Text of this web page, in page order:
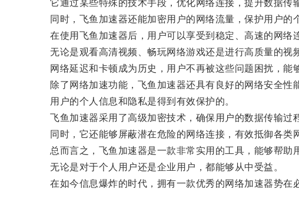
它通过某些特殊的技术手段，优化网络连接，提升数据传
同时，飞鱼加速器还能加密用户的网络流量，保护用户的
在使用飞鱼加速器后，用户可以享受到稳定、高速的网络连
无论是观看高清视频、畅玩网络游戏还是进行高质量的视
网络延迟和卡顿成为历史，用户不再被这些问题困扰，能
除了网络加速功能，飞鱼加速器还具有良好的网络安全性
用户的个人信息和隐私是得到有效保护的。
飞鱼加速器采用了高级加密技术，确保用户的数据传输过
同时，它还能够屏蔽潜在危险的网络连接，有效抵御各类网
总而言之，飞鱼加速器是一款非常实用的工具，能够帮助
无论是对于个人用户还是企业用户，都能够从中受益。
在如今信息爆炸的时代，拥有一款优秀的网络加速器势在